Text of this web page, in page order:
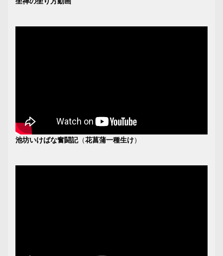
池坊いけばな奮闘記（花菖蒲一種生け）